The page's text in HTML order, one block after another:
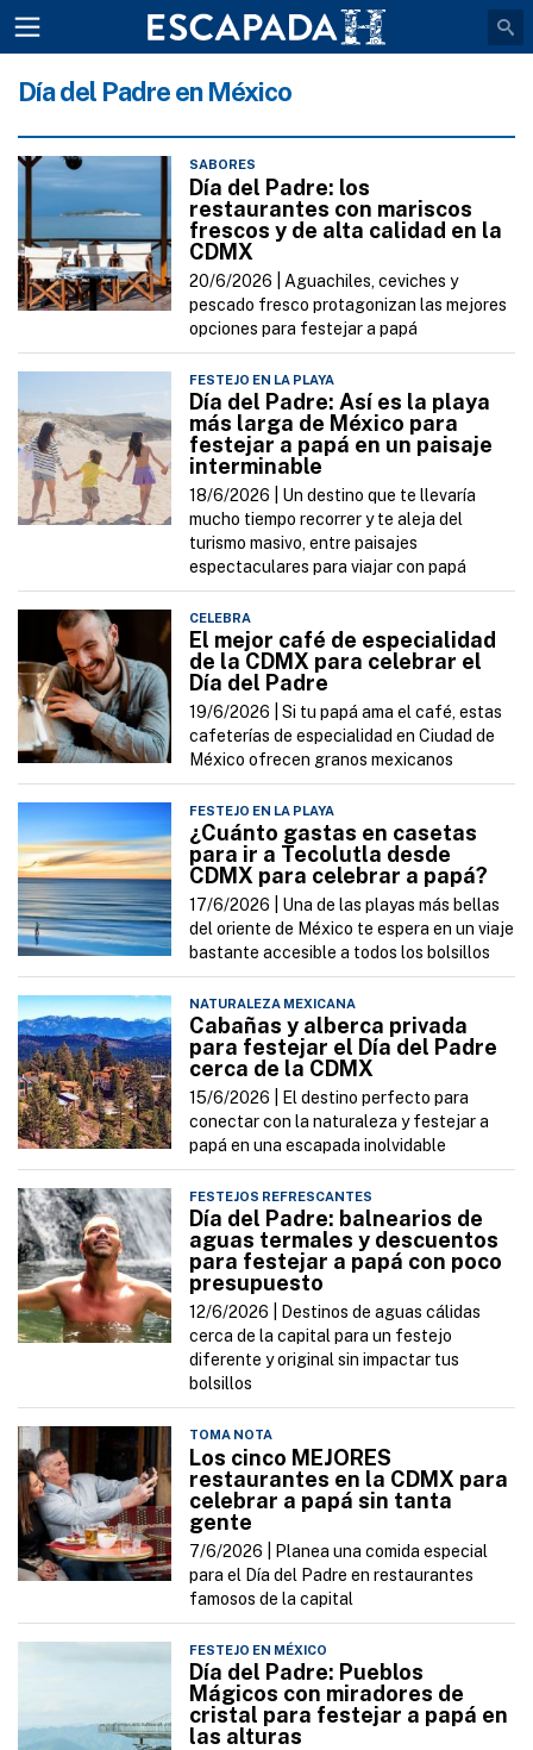
Día del Padre en México
SABORES
Día del Padre: los
restaurantes con mariscos
frescos y de alta calidad en la
CDMX
20/6/2026 | Aguachiles, ceviches y
pescado fresco protagonizan las mejores
opciones para festejar a papá
FESTEJO EN LA PLAYA
Día del Padre: Así es la playa
más larga de México para
festejar a papá en un paisaje
interminable
18/6/2026 | Un destino que te llevaría
mucho tiempo recorrer y te aleja del
turismo masivo, entre paisajes
espectaculares para viajar con papá
CELEBRA
El mejor café de especialidad
de la CDMX para celebrar el
Día del Padre
19/6/2026 |Si tu papá ama el café, estas
cafeterías de especialidad en Ciudad de
México ofrecen granos mexicanos
FESTEJO EN LA PLAYA
¿Cuánto gastas en casetas
para ir a Tecolutla desde
CDMX para celebrar a papá?
17/6/2026 | Una de las playas más bellas
del oriente de México te espera en un viaje
bastante accesible a todos los bolsillos
NATURALEZA MEXICANA
Cabañas y alberca privada
para festejar el Día del Padre
cerca de la CDMX
15/6/2026 |
El destino perfecto para
conectar con la naturaleza y festejar a
papá en una escapada inolvidable
FESTEJOS REFRESCANTES
Día del Padre: balnearios de
aguas termales y descuentos
para festejar a papá con poco
presupuesto
12/6/2026 |
Destinos de aguas cálidas
cerca de la capital para un festejo
diferente y original sin impactar tus
bolsillos
TOMA NOTA
Los cinco MEJORES
restaurantes en la CDMX para
celebrar a papá sin tanta
gente
7/6/2026 |
Planea una comida especial
para el Día del Padre en restaurantes
famosos de la capital
FESTEJO EN MÉXICO
Día del Padre: Pueblos
Mágicos con miradores de
cristal para festejar a papá en
las alturas